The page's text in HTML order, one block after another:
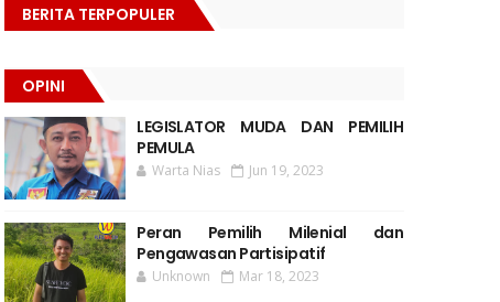
BERITA TERPOPULER
OPINI
LEGISLATOR MUDA DAN PEMILIH
PEMULA
Warta Nias Jun 19, 2023
Peran Pemilih Milenial dan
Pengawasan Partisipatif
Unknown Mar 18, 2023